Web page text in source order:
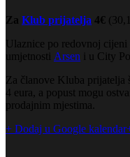
Za Klub prijatelja 4€
Ulaznice po redovnoj cijeni
umjetnosti Arsen i u City
Za članove Kluba prijatelja
4 eura, a popust mogu
prodajnim mjestima.
+ Dodaj u Google kalendar